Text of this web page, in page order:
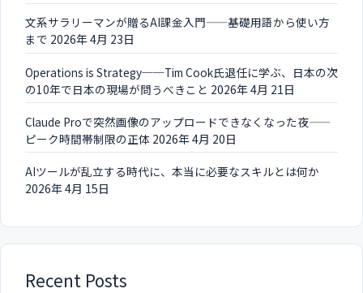
文系サラリーマンが贈るAI課金入門——基礎用語から使い方
まで 2026年 4月 23日
Operations is Strategy──Tim Cook氏退任に学ぶ、日本の次
の10年で日本の現場が問うべきこと 2026年 4月 21日
Claude Proで突然画像のアップロードできなくなった夜——
ピーク時間帯制限の正体 2026年 4月 20日
AIツールが乱立する時代に、本当に必要なスキルとは何か
2026年 4月 15日
Recent Posts